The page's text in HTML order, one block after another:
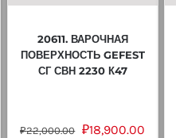
20611. ВАРОЧНАЯ
ПОВЕРХНОСТЬ GEFEST
СГ СВН 2230 К47
₽22,000.00 ₽18,900.00